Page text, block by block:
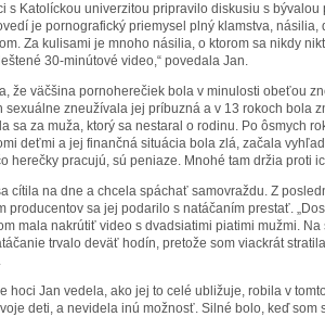
s Katolíckou univerzitou pripravilo diskusiu s
je pornografický priemysel plný klamstva, násilia,
Za kulisami je mnoho násilia, o ktorom sa nikdy
30-minútové video,“ povedala Jan.
že väčšina pornoherečiek bola v minulosti obeťou
zneužívala jej príbuzná a v 13 rokoch bola
sa za muža, ktorý sa nestaral o rodinu. Po ôsmych
deťmi a jej finančná situácia bola zlá, začala
herečky pracujú, sú peniaze. Mnohé tam držia proti
cítila na dne a chcela spáchať samovraždu. Z
producentov sa jej podarilo s natáčaním prestať.
mala nakrútiť video s dvadsiatimi piatimi mužmi.
trvalo deväť hodín, pretože som viackrát
hoci Jan vedela, ako jej to celé ubližuje, robila v
deti, a nevidela inú možnosť. Silné bolo, keď som